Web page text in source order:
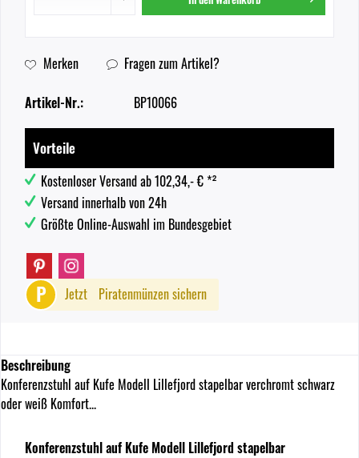
Merken Fragen zum Artikel?
Artikel-Nr.: BP10066
Vorteile
Kostenloser Versand ab 102,34,- € *²
Versand innerhalb von 24h
Größte Online-Auswahl im Bundesgebiet
P Jetzt Piratenmünzen sichern
Beschreibung
Konferenzstuhl auf Kufe Modell Lillefjord stapelbar verchromt schwarz
oder weiß Komfort...
Konferenzstuhl auf Kufe Modell Lillefjord stapelbar